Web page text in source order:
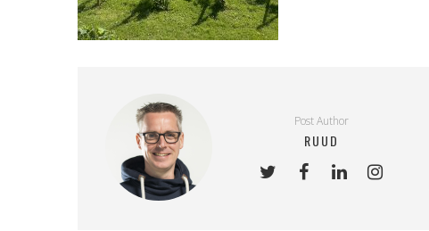
Post Author
RUUD